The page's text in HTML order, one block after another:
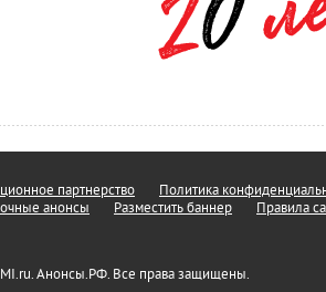
партнерство
Политика
анонсы Разместить баннер Правила
Анонсы.РФ. Все права защищены.